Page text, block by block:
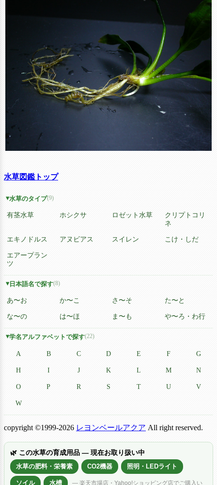
水草図鑑トップ
水草のタイプ(9)
有茎水草 ホシクサ ロゼット水草
クリプトコリ
ネ
エキノドルス アヌビアス スイレン こけ・しだ
エアープラン
ツ
日本語名で探す(8)
あ〜お か〜こ さ〜そ た〜と
な〜の は〜ほ ま〜も や〜ろ・わ行
学名アルファベットで探す(22)
A B C D E F G
H I J K L M N
O P R S T U V
W
copyright ©1999-2026 レヨンベールアクア All right reserved.
🌿 この水草の育成用品 — 現在お取り扱い中
水草の肥料・栄養素 CO2機器 照明・LEDライト
ソイル 水槽 — 楽天市場店・Yahoo!ショッピング店でご購入い